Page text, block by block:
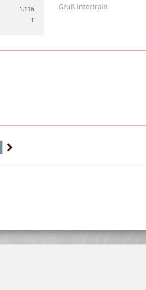
1.116
1
Gruß Intertrain